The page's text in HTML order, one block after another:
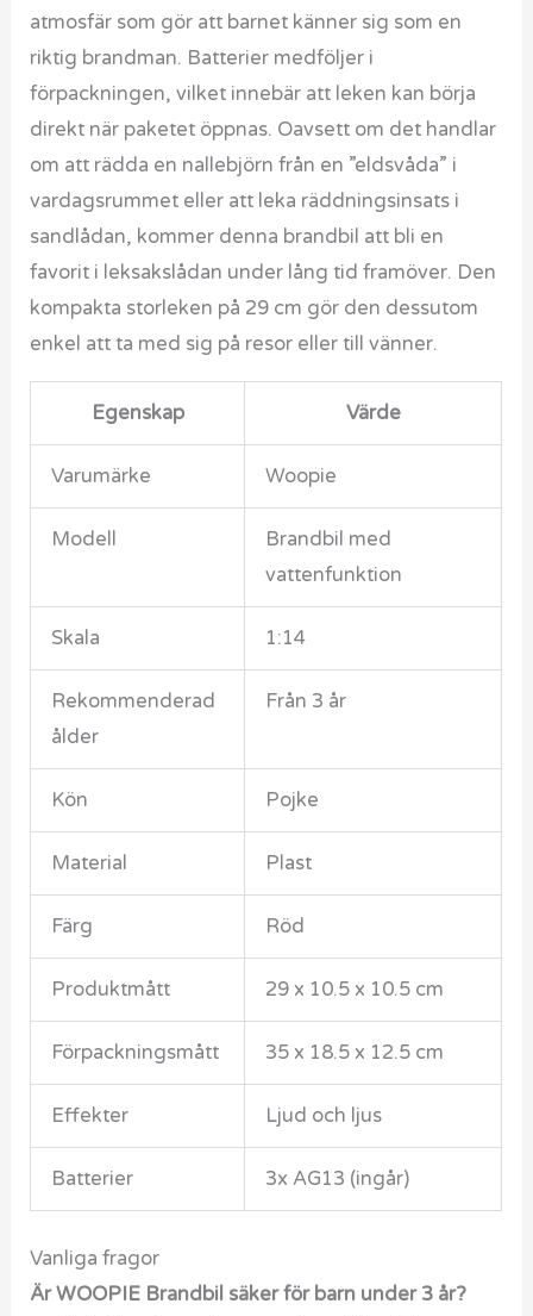
atmosfär som gör att barnet känner sig som en
riktig brandman. Batterier medföljer i
förpackningen, vilket innebär att leken kan börja
direkt när paketet öppnas. Oavsett om det handlar
om att rädda en nallebjörn från en ”eldsvåda” i
vardagsrummet eller att leka räddningsinsats i
sandlådan, kommer denna brandbil att bli en
favorit i leksakslådan under lång tid framöver. Den
kompakta storleken på 29 cm gör den dessutom
enkel att ta med sig på resor eller till vänner.
Egenskap Värde
Varumärke Woopie
Modell
Brandbil med
vattenfunktion
Skala 1:14
Rekommenderad
ålder
Från 3 år
Kön Pojke
Material Plast
Färg Röd
Produktmått 29 x 10.5 x 10.5 cm
Förpackningsmått 35 x 18.5 x 12.5 cm
Effekter Ljud och ljus
Batterier 3x AG13 (ingår)
Vanliga fragor
Är WOOPIE Brandbil säker för barn under 3 år?